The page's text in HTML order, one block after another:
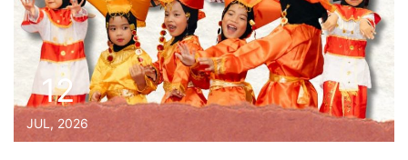
12
JUL, 2026